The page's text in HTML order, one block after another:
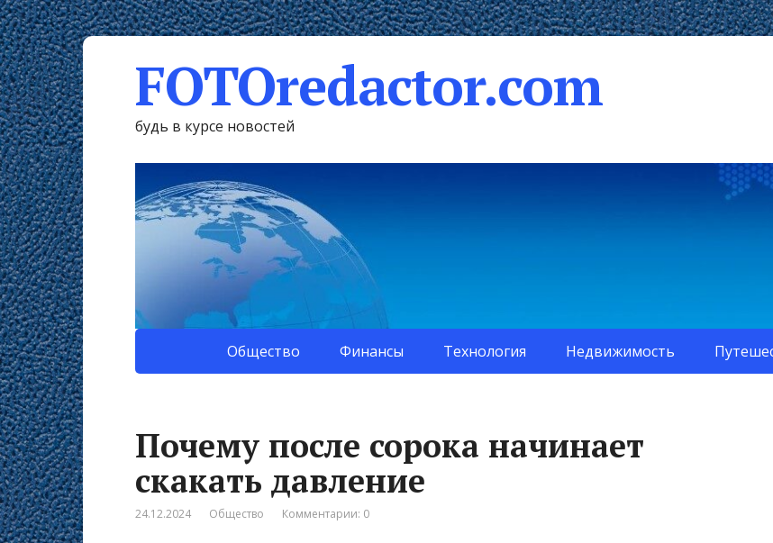
FOTOredactor.com
будь в курсе новостей
Общество Финансы Технология Недвижимость
Почему после сорока начинает
скакать давление
24.12.2024 Общество Комментарии: 0